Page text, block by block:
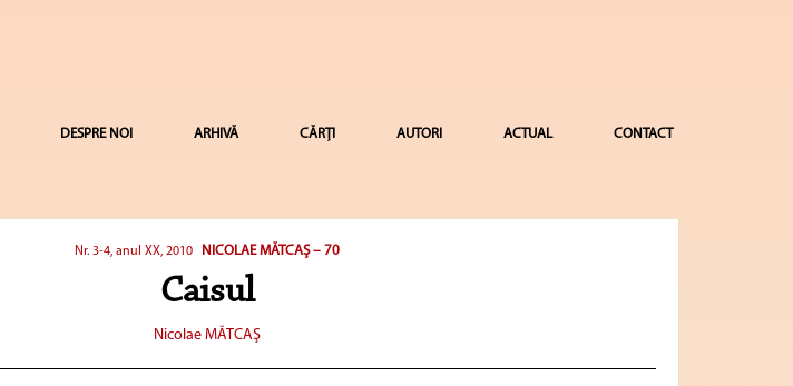
DESPRE NOI ARHIVĂ CĂRȚI AUTORI ACTUAL CONTACT
Nr. 3-4, anul XX, 2010 NICOLAE MĂTCAŞ – 70
Caisul
Nicolae MĂTCAŞ